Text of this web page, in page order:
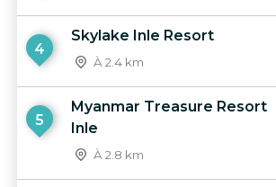
4
Skylake Inle Resort
À 2.4 km
5
Myanmar Treasure Resort
Inle
À 2.8 km